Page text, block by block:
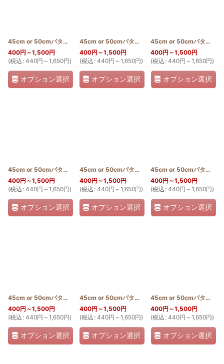
45cm or 50cmパターン(ヤシの木) [PATTERN_T50_NIU]
400円 ～1,500円
(税込 : 440円 ～1,650円)
オプション選択
45cm or 50cmパターン(パパイアリーフ) [
400円 ～1,500円
(税込 : 440円 ～1,650円)
オプション選択
45cm or 50cmパターン(ハイビスカス多色)
400円 ～1,500円
(税込 : 440円 ～1,650円)
オプション選択
45cm or 50cmパターン(ハイビスカス) [PATTERN_T50_HIB]
400円 ～1,500円
(税込 : 440円 ～1,650円)
オプション選択
45cm or 50cmパターン(ナウパカ) [
400円 ～1,500円
(税込 : 440円 ～1,650円)
オプション選択
45cm or 50cmパターン(パンの木)
400円 ～1,500円
(税込 : 440円 ～1,650円)
オプション選択
45cm or 50cmパターン(ティアレ) [PATTERN_T50_TIA]
400円 ～1,500円
(税込 : 440円 ～1,650円)
オプション選択
45cm or 50cmパターン(パイナップル) [
400円 ～1,500円
(税込 : 440円 ～1,650円)
オプション選択
45cm or 50cmパターン(ウクレレ)
400円 ～1,500円
(税込 : 440円 ～1,650円)
オプション選択